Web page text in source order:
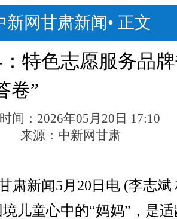
新网甘肃新闻• 正文
特色志愿服务品
卷”
间： 2026年05月20日 17:10
来源： 中新网甘肃
新闻5月20日电 (李志斌
儿童心中的“妈妈”，是